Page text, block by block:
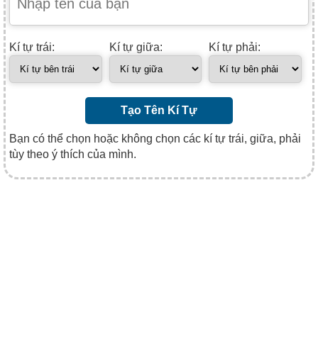
Kí tự trái: Kí tự giữa: Kí tự phải:
Tạo Tên Kí Tự
Bạn có thể chọn hoặc không chọn các kí tự trái, giữa, phải
tùy theo ý thích của mình.